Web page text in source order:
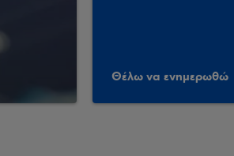
Θέλω να ενημερωθώ